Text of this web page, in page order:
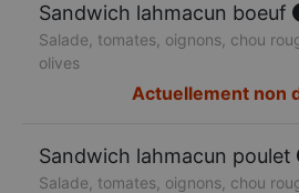
Sandwich lahmacun boeuf
Salade, tomates, oignons, chou
olives
Actuellement non
Sandwich lahmacun poulet
Salade, tomates, oignons, chou